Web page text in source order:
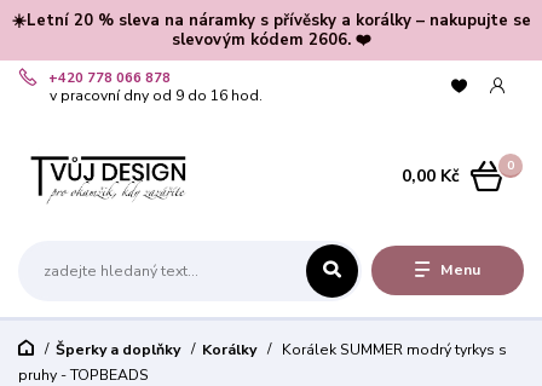
☀️Letní 20 % sleva na náramky s přívěsky a korálky – nakupujte se
slevovým kódem 2606. ❤️
Menu
+420 778 066 878
v pracovní dny od 9 do 16 hod.
0
0,00 Kč
Šperky a doplňky Korálky
Korálek SUMMER modrý tyrkys s
pruhy - TOPBEADS